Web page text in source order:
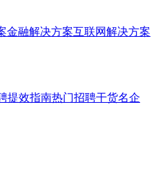
金融解决方案互联网解决方案
提效指南热门招聘干货名企